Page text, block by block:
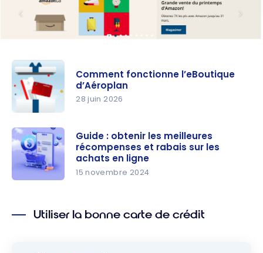
fonctionne
l’eBoutique
d’Aéroplan
Comment fonctionne l’eBoutique
d’Aéroplan
28 juin 2026
meilleures
Guide : obtenir les meilleures
récompenses et rabais sur les
achats en ligne
15 novembre 2024
Utiliser la bonne carte de crédit